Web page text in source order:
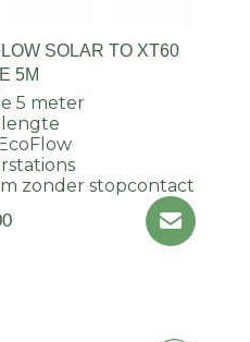
SOLAR TO XT60
5M
5 meter
zonder stopcontact